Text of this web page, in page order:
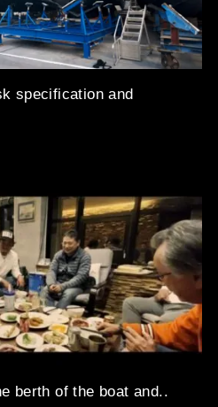
specification and
berth of the boat and..